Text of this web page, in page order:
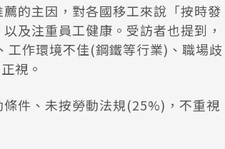
的主因，對各國移工來說「按時發
及注重員工健康。受訪者也提到，
作環境不佳(鋼鐵等行業)、職場歧
視。
件、未按勞動法規(25%)，不重視